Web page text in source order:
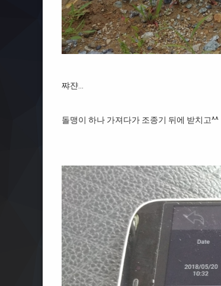
쨔쟌…
돌맹이 하나 가져다가 조종기 뒤에 받치고^^